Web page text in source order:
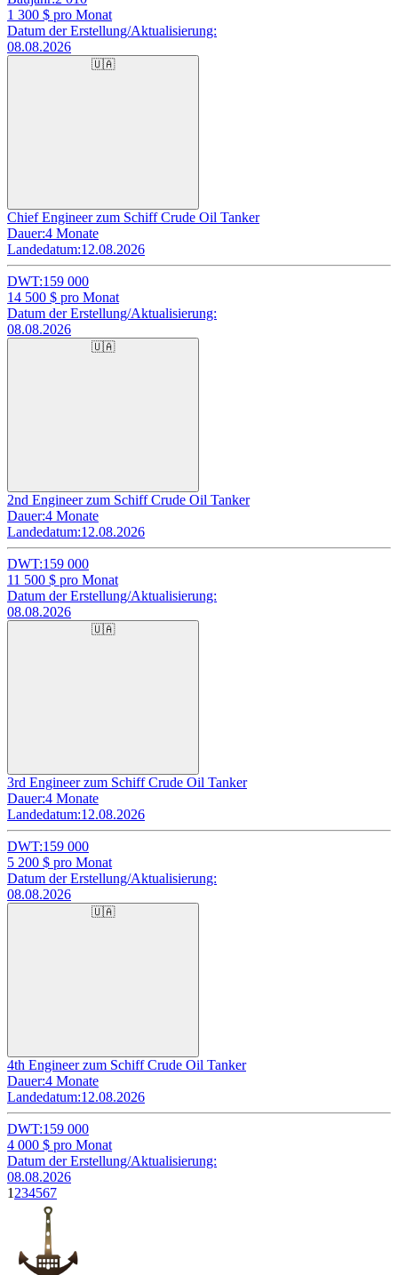
1 300 $ pro Monat
Datum der Erstellung/Aktualisierung:
08.08.2026
🇺🇦
Chief Engineer zum Schiff Crude Oil Tanker
Dauer:4 Monate
Landedatum:12.08.2026
DWT:159 000
14 500 $ pro Monat
Datum der Erstellung/Aktualisierung:
08.08.2026
🇺🇦
2nd Engineer zum Schiff Crude Oil Tanker
Dauer:4 Monate
Landedatum:12.08.2026
DWT:159 000
11 500 $ pro Monat
Datum der Erstellung/Aktualisierung:
08.08.2026
🇺🇦
3rd Engineer zum Schiff Crude Oil Tanker
Dauer:4 Monate
Landedatum:12.08.2026
DWT:159 000
5 200 $ pro Monat
Datum der Erstellung/Aktualisierung:
08.08.2026
🇺🇦
4th Engineer zum Schiff Crude Oil Tanker
Dauer:4 Monate
Landedatum:12.08.2026
DWT:159 000
4 000 $ pro Monat
Datum der Erstellung/Aktualisierung:
08.08.2026
1 234567